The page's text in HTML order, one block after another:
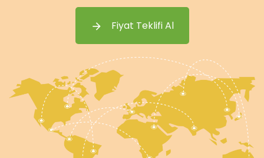
Fiyat Teklifi Al